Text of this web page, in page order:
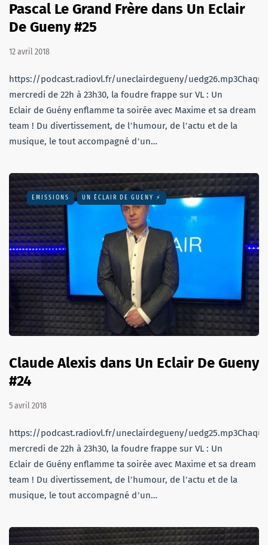
Pascal Le Grand Frère dans Un Eclair
De Gueny #25
12 avril 2018
https://podcast.radiovl.fr/uneclairdegueny/uedg26.mp3Chaque
mercredi de 22h à 23h30, la foudre frappe sur VL : Un
Eclair de Guény enflamme ta soirée avec Maxime et sa dream
team ! Du divertissement, de lʼhumour, de lʼactu et de la
musique, le tout accompagné dʼun…
EMISSIONS UN ÉCLAIR DE GUENY ⚡️
Claude Alexis dans Un Eclair De Gueny
#24
5 avril 2018
https://podcast.radiovl.fr/uneclairdegueny/uedg25.mp3Chaque
mercredi de 22h à 23h30, la foudre frappe sur VL : Un
Eclair de Guény enflamme ta soirée avec Maxime et sa dream
team ! Du divertissement, de lʼhumour, de lʼactu et de la
musique, le tout accompagné dʼun…